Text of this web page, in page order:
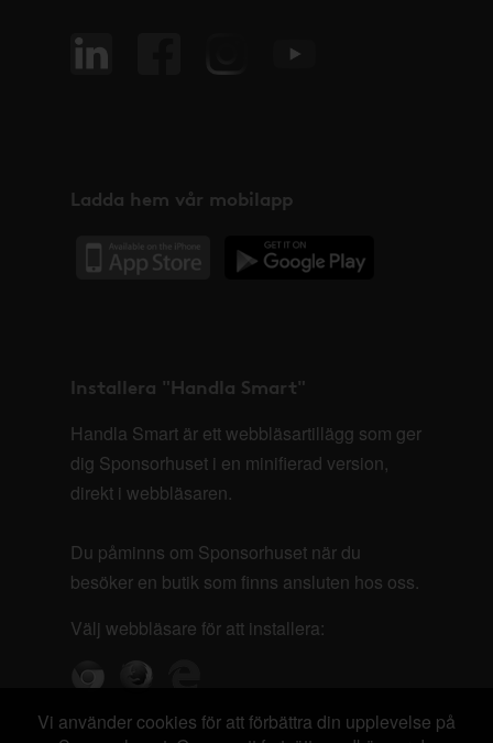
Ladda hem vår mobilapp
Installera "Handla Smart"
Handla Smart är ett webbläsartillägg som ger
dig Sponsorhuset i en minifierad version,
direkt i webbläsaren.
Du påminns om Sponsorhuset när du
besöker en butik som finns ansluten hos oss.
Välj webbläsare för att installera:
Vi använder cookies för att förbättra din upplevelse på